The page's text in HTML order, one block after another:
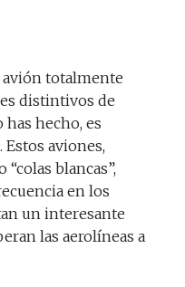
avión totalmente
distintivos de
has hecho, es
. Estos aviones,
blancas”,
en los
un interesante
las aerolíneas a